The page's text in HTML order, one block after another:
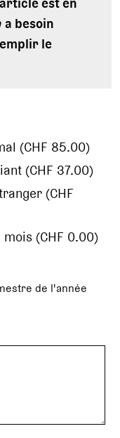
a besoin
le
(CHF 85.00)
(CHF 37.00)
(CHF
(CHF 0.00)
de l'année